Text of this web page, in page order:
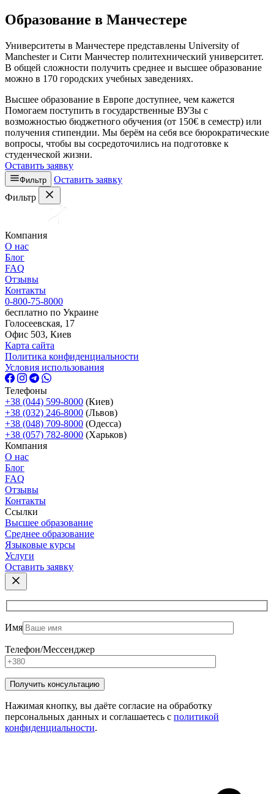
Образование в Манчестере
Университеты в Манчестере представлены University of
Manchester и Сити Манчестер политехнический университет.
В общей сложности получить среднее и высшее образование
можно в 170 городских учебных заведениях.
Высшее образование в Европе доступнее, чем кажется
Помогаем поступить в государственные ВУЗы с
возможностью бюджетного обучения (от 150€ в семестр) или
получения стипендии. Мы берём на себя все бюрократические
вопросы, чтобы вы сосредоточились на подготовке к
студенческой жизни.
Оставить заявку
Фильтр
Оставить заявку
Фильтр
Компания
О нас
Блог
FAQ
Отзывы
Контакты
0-800-75-8000
бесплатно по Украине
Голосеевская, 17
Офис 503, Киев
Карта сайта
Политика конфиденциальности
Условия использования
Телефоны
+38 (044) 599-8000 (Киев)
+38 (032) 246-8000 (Львов)
+38 (048) 709-8000 (Одесcа)
+38 (057) 782-8000 (Харьков)
Компания
О нас
Блог
FAQ
Отзывы
Контакты
Ссылки
Высшее образование
Среднее образование
Языковые курсы
Услуги
Оставить заявку
Имя
Телефон/Мессенджер
Нажимая кнопку, вы даёте согласие на обработку
персональных данных и соглашаетесь с политикой
конфиденциальности.